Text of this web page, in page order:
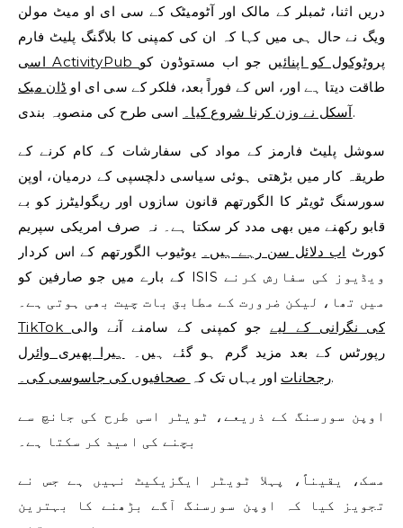
دریں اثنا، ٹمبلر کے مالک اور آٹومیٹک کے سی ای او میٹ مولن
ویگ نے حال ہی میں کہا کہ ان کی کمپنی کا بلاگنگ پلیٹ فارم
اسی ActivityPub پروٹوکول کو اپنائیں جو اب مستوڈون کو
طاقت دیتا ہے اور، اس کے فوراً بعد، فلکر کے سی ای او ڈان میک
آسکل نے وزن کرنا شروع کیا۔اسی طرح کی منصوبہ بندی.
سوشل پلیٹ فارمز کے مواد کی سفارشات کے کام کرنے کے
طریقہ کار میں بڑھتی ہوئی سیاسی دلچسپی کے درمیان، اوپن
سورسنگ ٹویٹر کا الگورتھم قانون سازوں اور ریگولیٹرز کو بے
قابو رکھنے میں بھی مدد کر سکتا ہے۔ نہ صرف امریکی سپریم
کورٹ اب دلائل سن رہے ہیں۔ یوٹیوب الگورتھم کے اس کردار
کے بارے میں جو صارفین کو ISIS ویڈیوز کی سفارش کرنے
میں تھا، لیکن ضرورت کے مطابق بات چیت بھی ہوتی ہے۔
TikTok کی نگرانی کے لیے جو کمپنی کے سامنے آنے والی
رپورٹس کے بعد مزید گرم ہو گئے ہیں۔
ہیرا پھیری وائرل
رجحانات اور یہاں تک کہ صحافیوں کی جاسوسی کی۔ .
اوپن سورسنگ کے ذریعے، ٹویٹر اسی طرح کی جانچ سے
بچنے کی امید کر سکتا ہے۔
مسک، یقیناً، پہلا ٹویٹر ایگزیکیٹ نہیں ہے جس نے
تجویز کیا کہ اوپن سورسنگ آگے بڑھنے کا بہترین